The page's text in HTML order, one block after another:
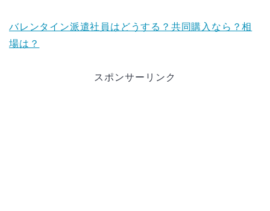
バレンタイン派遣社員はどうする？共同購入なら？相
場は？
スポンサーリンク